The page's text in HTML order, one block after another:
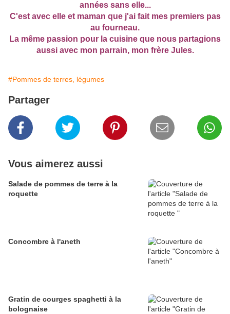
années sans elle...
C'est avec elle et maman que j'ai fait mes premiers pas
au fourneau.
La même passion pour la cuisine que nous partagions
aussi avec mon parrain, mon frère Jules.
#Pommes de terres, légumes
Partager
Vous aimerez aussi
Salade de pommes de terre à la
roquette
Concombre à l'aneth
Gratin de courges spaghetti à la
bolognaise